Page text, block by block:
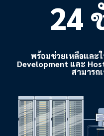
24
พร้อมช่วยเหลือและ
Development และ
สามารถ